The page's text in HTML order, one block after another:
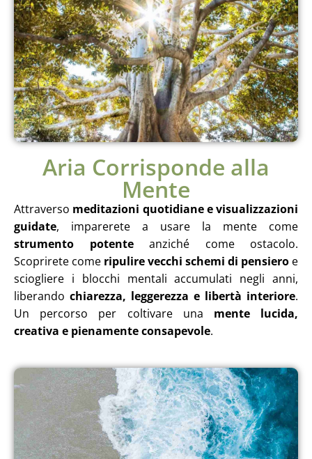
Aria Corrisponde alla
Mente
Attraverso meditazioni quotidiane e visualizzazioni
guidate, imparerete a usare la mente come
strumento potenteanziché come ostacolo.
Scoprirete come ripulire vecchi schemi di pensiero e
sciogliere i blocchi mentali accumulati negli anni,
liberando chiarezza, leggerezza e libertà interiore.
Un percorso per coltivare una mente lucida,
creativa e pienamente consapevole.